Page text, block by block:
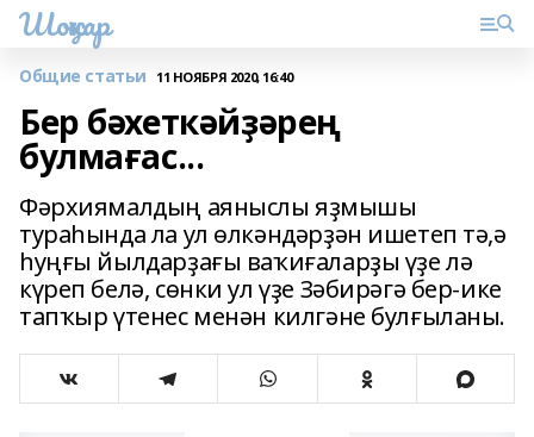
Шоңҡар
Общие статьи 11 НОЯБРЯ 2020, 16:40
Бер бәхеткәйҙәрең
булмағас...
Фәрхиямалдың аяныслы яҙмышы
тураһында ла ул өлкәндәрҙән ишетеп тә,ә
һуңғы йылдарҙағы ваҡиғаларҙы үҙе лә
күреп белә, сөнки ул үҙе Зәбирәгә бер-ике
тапҡыр үтенес менән килгәне булғыланы.